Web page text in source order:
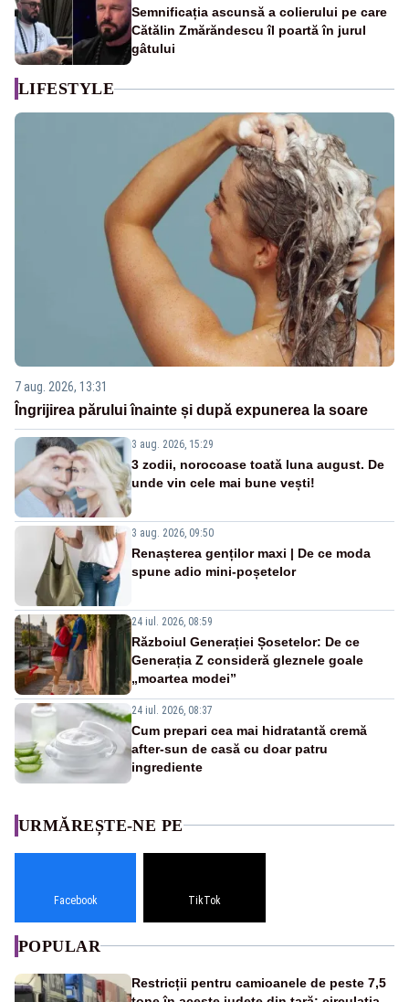
Semnificația ascunsă a colierului pe care
Cătălin Zmărăndescu îl poartă în jurul
gâtului
LIFESTYLE
7 aug. 2026, 13:31
Îngrijirea părului înainte și după expunerea la soare
3 aug. 2026, 15:29
3 zodii, norocoase toată luna august. De
unde vin cele mai bune vești!
3 aug. 2026, 09:50
Renașterea genților maxi | De ce moda
spune adio mini-poșetelor
24 iul. 2026, 08:59
Războiul Generației Șosetelor: De ce
Generația Z consideră gleznele goale
„moartea modei”
24 iul. 2026, 08:37
Cum prepari cea mai hidratantă cremă
after-sun de casă cu doar patru
ingrediente
URMĂREȘTE-NE PE
Facebook TikTok
POPULAR
Restricții pentru camioanele de peste 7,5